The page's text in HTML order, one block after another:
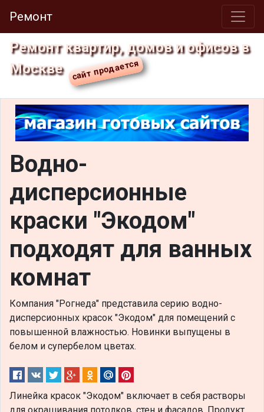
Ремонт
Ремонт квартир, домов и офисов в
Москве
Водно-
дисперсионные
краски "Экодом"
подходят для ванных
комнат
Компания "Рогнеда" представила серию водно-
дисперсионных красок "Экодом" для помещений с
повышенной влажностью. Новинки выпущены в
белом и супербелом цветах.
Линейка красок "Экодом" включает в себя растворы